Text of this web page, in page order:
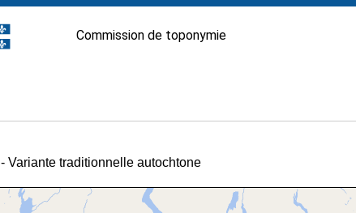
Commission de toponymie
- Variante traditionnelle autochtone